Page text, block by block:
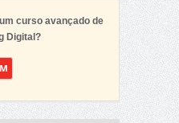
curso avançado de
Digital?